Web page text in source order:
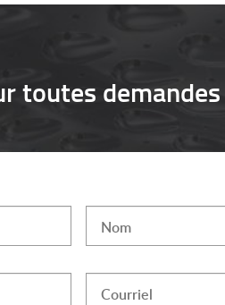
toutes
Nom
Courriel